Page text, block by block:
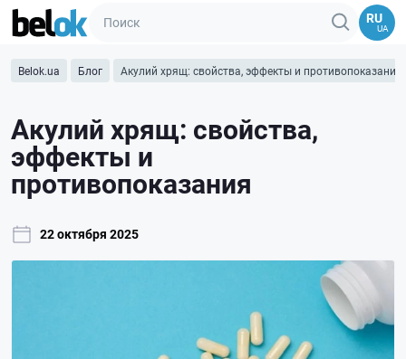
RU
UA
Belok.ua Блог Акулий хрящ: свойства, эффекты и противопоказания
Акулий хрящ: свойства,
эффекты и
противопоказания
22 октября 2025